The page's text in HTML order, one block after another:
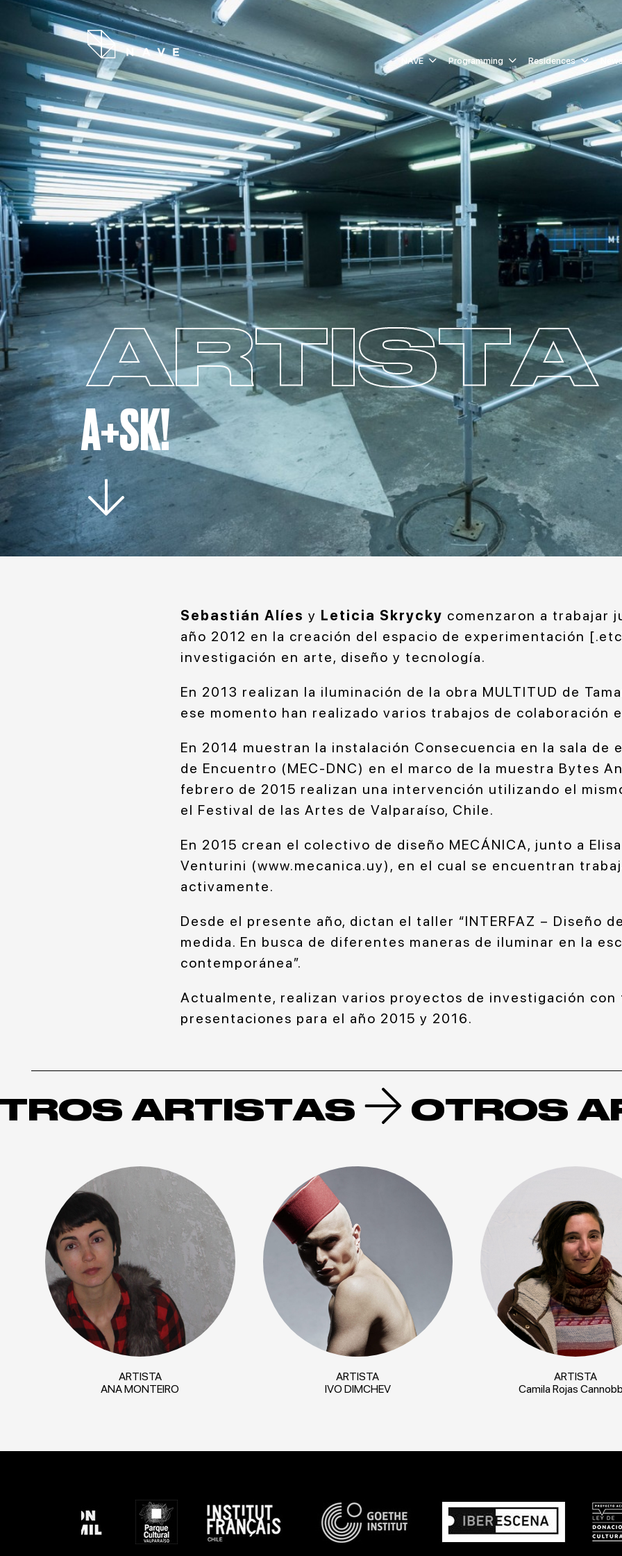
NAVE Programming Residences
ARTISTA
A+SK!
Sebastián Alíes y Leticia Skrycky comenzaron a trabajar
año 2012 en la creación del espacio de experimentación
investigación en arte, diseño y tecnología.
En 2013 realizan la iluminación de la obra MULTITUD de
ese momento han realizado varios trabajos de colaboración
En 2014 muestran la instalación Consecuencia en la sala de
de Encuentro (MEC-DNC) en el marco de la muestra Bytes
febrero de 2015 realizan una intervención utilizando el
el Festival de las Artes de Valparaíso, Chile.
En 2015 crean el colectivo de diseño MECÁNICA, junto a
Venturini (www.mecanica.uy), en el cual se encuentran
activamente.
Desde el presente año, dictan el taller “INTERFAZ – Diseño
medida. En busca de diferentes maneras de iluminar en la
contemporánea”.
Actualmente, realizan varios proyectos de investigación con
presentaciones para el año 2015 y 2016.
ARTISTAS OTROS
ARTISTA
ANA MONTEIRO
ARTISTA
IVO DIMCHEV
ARTISTA
Camila Rojas